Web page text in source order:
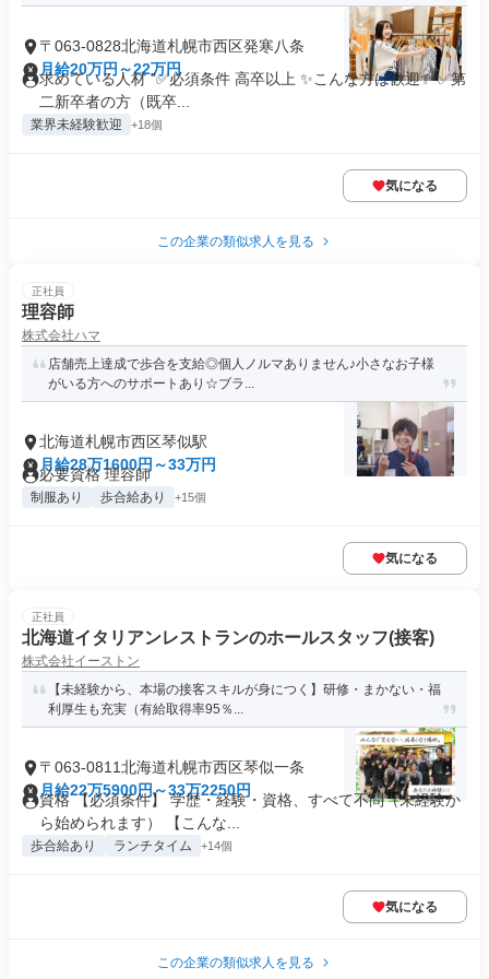
〒063-0828北海道札幌市西区発寒八条
月給20万円～22万円
求めている人材 "✅必須条件 高卒以上 ✨こんな方は歓迎✨ ✅第
二新卒者の方（既卒...
業界未経験歓迎 +18個
気になる
この企業の類似求人を見る
正社員
理容師
株式会社ハマ
店舗売上達成で歩合を支給◎個人ノルマありません♪小さなお子様
がいる方へのサポートあり☆ブラ...
北海道札幌市西区琴似駅
月給28万1600円～33万円
必要資格 理容師
制服あり 歩合給あり +15個
気になる
正社員
北海道イタリアンレストランのホールスタッフ(接客)
株式会社イーストン
【未経験から、本場の接客スキルが身につく】研修・まかない・福
利厚生も充実（有給取得率95％...
〒063-0811北海道札幌市西区琴似一条
月給22万5900円～33万2250円
資格 【必須条件】 学歴・経験・資格、すべて不問（未経験か
ら始められます） 【こんな...
歩合給あり ランチタイム +14個
気になる
この企業の類似求人を見る